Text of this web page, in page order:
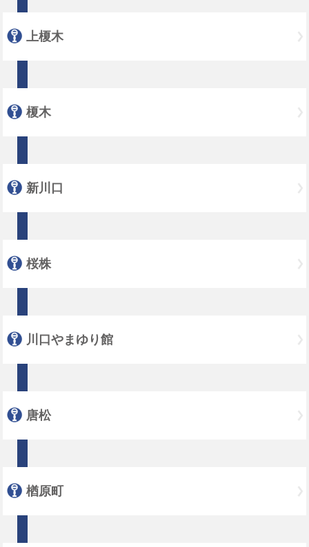
上榎木
榎木
新川口
桜株
川口やまゆり館
唐松
楢原町